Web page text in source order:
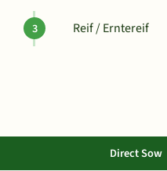
Reif / Erntereif
Direct Sow